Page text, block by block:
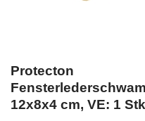
Protecton
12x8x4 cm, VE: 1